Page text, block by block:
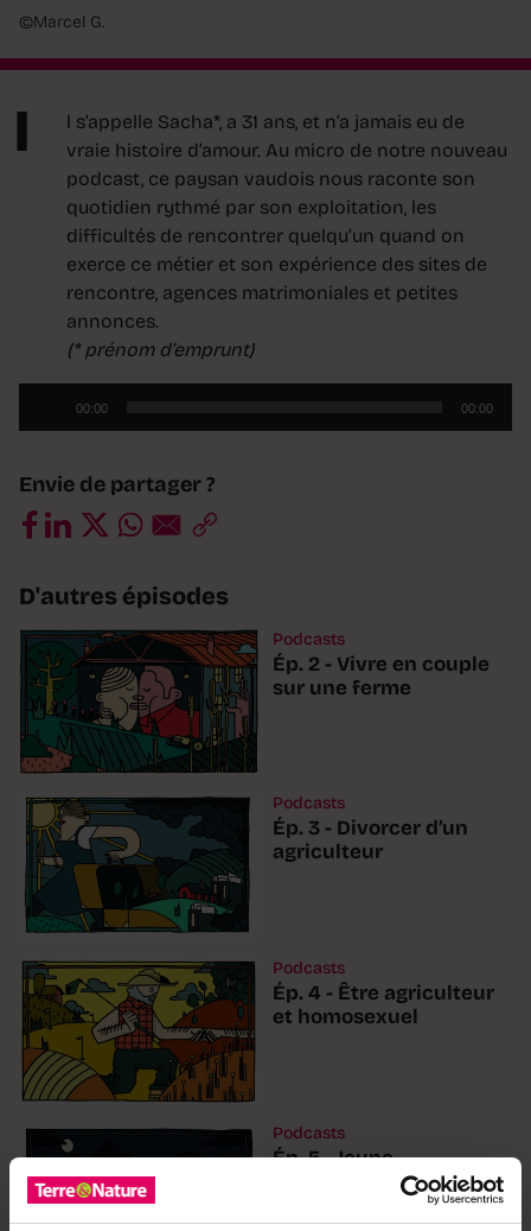
©Marcel G.
I
l s’appelle Sacha*, a 31 ans, et n’a jamais eu de
vraie histoire d’amour. Au micro de notre nouveau
podcast, ce paysan vaudois nous raconte son
quotidien rythmé par son exploitation, les
difficultés de rencontrer quelqu’un quand on
exerce ce métier et son expérience des sites de
rencontre, agences matrimoniales et petites
annonces.
(* prénom d’emprunt)
00:00 00:00
Envie de partager ?
D'autres épisodes
Podcasts
Ép. 2 - Vivre en couple
sur une ferme
Podcasts
Ép. 3 - Divorcer d’un
agriculteur
Podcasts
Ép. 4 - Être agriculteur
et homosexuel
Podcasts
Ép. 5 - Jeune
agricultrice recherche